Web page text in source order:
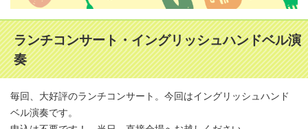
ランチコンサート・イングリッシュハンドベル演
奏
毎回、大好評のランチコンサート。今回はイングリッシュハンド
ベル演奏です。